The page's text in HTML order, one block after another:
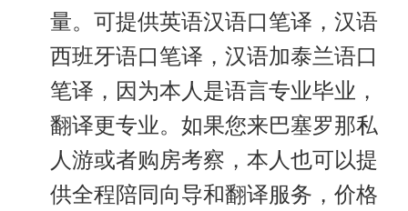
量。可提供英语汉语口笔译，汉语
西班牙语口笔译，汉语加泰兰语口
笔译，因为本人是语言专业毕业，
翻译更专业。如果您来巴塞罗那私
人游或者购房考察，本人也可以提
供全程陪同向导和翻译服务，价格